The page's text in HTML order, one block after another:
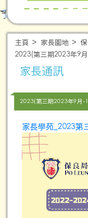
主頁 家長園地
2023(第三期2023年9
家長通訊
2023(第三期2023年9月-
家長學苑_2023